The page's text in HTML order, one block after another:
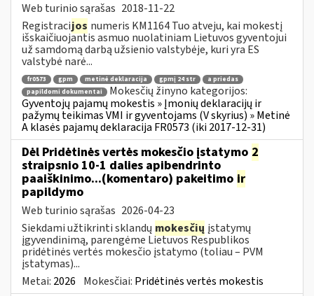
Web turinio sąrašas 2018-11-22
Registracijos numeris KM1164 Tuo atveju, kai mokestį
išskaičiuojantis asmuo nuolatiniam Lietuvos gyventojui
už samdomą darbą užsienio valstybėje, kuri yra ES
valstybė narė...
fr0573 gpm metinė deklaracija gpmį 24 str
a priedas
papildomi dokumentai
Mokesčių žinyno kategorijos:
Gyventojų pajamų mokestis » Įmonių deklaracijų ir
pažymų teikimas VMI ir gyventojams (V skyrius) » Metinė
A klasės pajamų deklaracija FR0573 (iki 2017-12-31)
Dėl Pridėtinės vertės mokesčio įstatymo 2
straipsnio 10-1 dalies apibendrinto
paaiškinimo...(komentaro) pakeitimo ir
papildymo
Web turinio sąrašas 2026-04-23
Siekdami užtikrinti sklandų mokesčių įstatymų
įgyvendinimą, parengėme Lietuvos Respublikos
pridėtinės vertės mokesčio įstatymo (toliau – PVM
įstatymas)...
Metai: 2026 Mokesčiai: Pridėtinės vertės mokestis